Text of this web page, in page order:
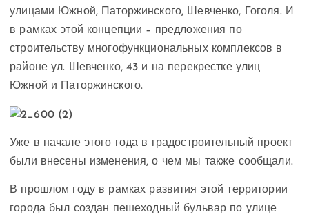
улицами Южной, Паторжинского, Шевченко, Гоголя. И
в рамках этой концепции – предложения по
строительству многофункциональных комплексов в
районе ул. Шевченко, 43 и на перекрестке улиц
Южной и Паторжинского.
Уже в начале этого года в градостроительный проект
были внесены изменения, о чем мы также сообщали.
В прошлом году в рамках развития этой территории
города был создан пешеходный бульвар по улице